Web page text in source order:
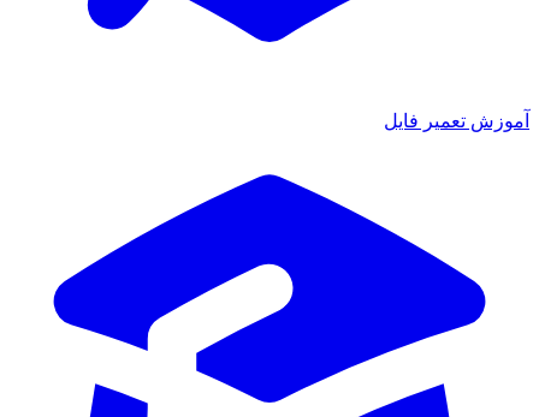
آموزش تعمیر فایل